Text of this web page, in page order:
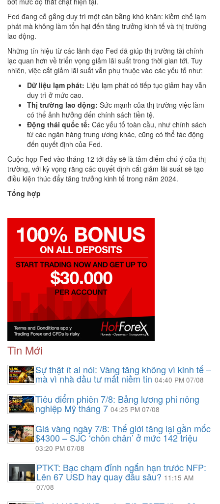
Fed đang cố gắng duy trì một cân bằng khó khăn: kiềm chế lạm
phát mà không làm tổn hại đến tăng trưởng kinh tế và thị trường
lao động.
Những tín hiệu từ các lãnh đạo Fed đã giúp thị trường tài chính
lạc quan hơn về triển vọng giảm lãi suất trong thời gian tới. Tuy
nhiên, việc cắt giảm lãi suất vẫn phụ thuộc vào các yếu tố như:
Dữ liệu lạm phát: Liệu lạm phát có tiếp tục giảm hay vẫn
duy trì ở mức cao.
Thị trường lao động: Sức mạnh của thị trường việc làm
có thể ảnh hưởng đến chính sách tiền tệ.
Động thái quốc tế: Các yếu tố toàn cầu, như chính sách
từ các ngân hàng trung ương khác, cũng có thể tác động
đến quyết định của Fed.
Cuộc họp Fed vào tháng 12 tới đây sẽ là tâm điểm chú ý của thị
trường, với kỳ vọng rằng các quyết định cắt giảm lãi suất sẽ tạo
điều kiện thúc đẩy tăng trưởng kinh tế trong năm 2024.
Tổng hợp
Tin Mới
Sự thật ít ai nói: Vàng tăng không vì kinh tế –
mà vì nhà đầu tư mất niềm tin 04:40 PM 07/08
Tiêu điểm phiên 7/8: Bảng lương phi nông
nghiệp Mỹ tháng 7 04:25 PM 07/08
Giá vàng ngày 7/8: Thế giới tăng lại gần mốc
$4300 – SJC ‘chôn chân’ ở mức 142 triệu
03:20 PM 07/08
PTKT: Bạc chạm đỉnh ngắn hạn trước NFP:
Lên 67 USD hay quay đầu sâu? 11:15 AM
07/08